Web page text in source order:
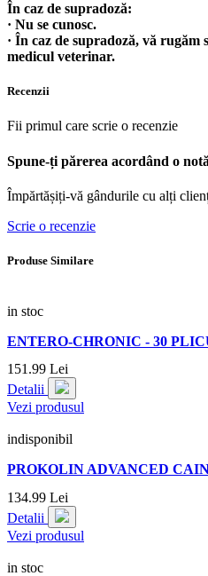
În caz de supradoză:
· Nu se cunosc.
· În caz de supradoză, vă rugăm
medicul veterinar.
Recenzii
Fii primul care scrie o recenzie
Spune-ți părerea acordând o
Împărtășiți-vă gândurile cu alți
Scrie o recenzie
Produse Similare
in stoc
ENTERO-CHRONIC - 30
151.99 Lei
Detalii
Vezi produsul
indisponibil
PROKOLIN ADVANCED
134.99 Lei
Detalii
Vezi produsul
in stoc